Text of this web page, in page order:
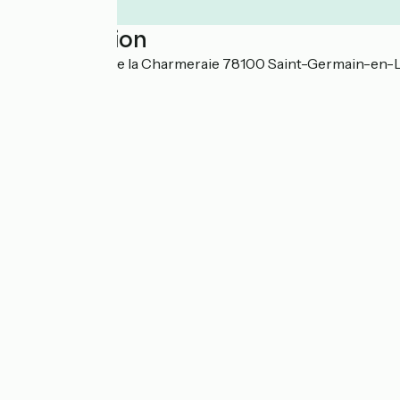
Localisation
Parc forestier de la Charmeraie 78100 Saint-Germain-en-